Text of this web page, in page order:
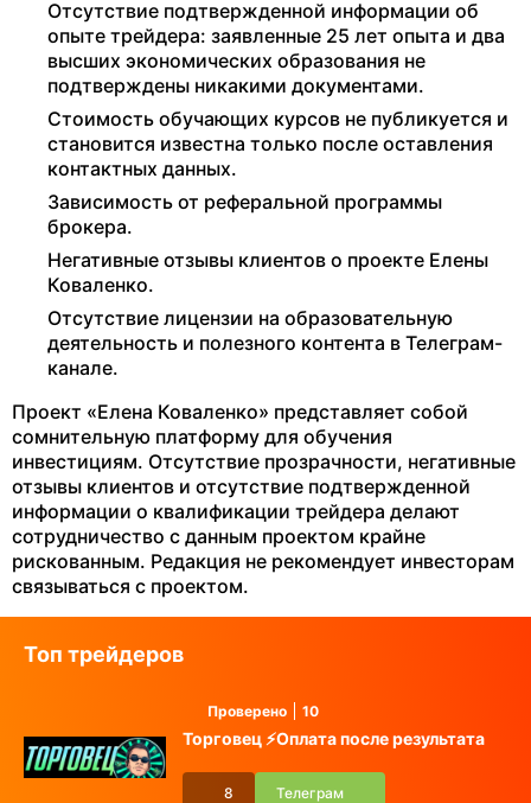
Отсутствие подтвержденной информации об
опыте трейдера: заявленные 25 лет опыта и два
высших экономических образования не
подтверждены никакими документами.
Стоимость обучающих курсов не публикуется и
становится известна только после оставления
контактных данных.
Зависимость от реферальной программы
брокера.
Негативные отзывы клиентов о проекте Елены
Коваленко.
Отсутствие лицензии на образовательную
деятельность и полезного контента в Телеграм-
канале.
Проект «Елена Коваленко» представляет собой
сомнительную платформу для обучения
инвестициям. Отсутствие прозрачности, негативные
отзывы клиентов и отсутствие подтвержденной
информации о квалификации трейдера делают
сотрудничество с данным проектом крайне
рискованным. Редакция не рекомендует инвесторам
связываться с проектом.
Топ трейдеров
Проверено 10
Торговец ⚡️Оплата после результата
8 Телеграм